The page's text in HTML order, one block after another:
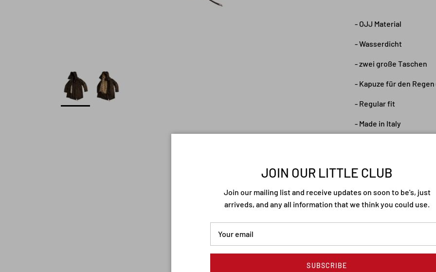
- OJJ Material
- Wasserdicht
- zwei große Taschen
- Kapuze für den
- Regular fit
- Made in Italy
- DAS INLETT MUSS
Dieser Parka verfügt
Wetter. Die Kapuze mit
ein schmaler,
Look. Druckknöpfe
verdecken als Leiste
kleinen Fishtail einen
Taille und Bund
Form.
JOIN OUR LITTLE CLUB
Join our mailing list and receive updates on soon to be's, just
arriveds, and any all information that we think you could use.
SUBSCRIBE